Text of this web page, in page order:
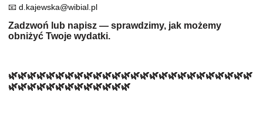
📧 d.kajewska@wibial.pl
Zadzwoń lub napisz — sprawdzimy, jak możemy
obniżyć Twoje wydatki.
🌿🌿🌿🌿🌿🌿🌿🌿🌿🌿🌿🌿🌿🌿🌿🌿🌿🌿🌿🌿🌿🌿🌿🌿🌿🌿
🌿🌿🌿🌿🌿🌿🌿🌿🌿🌿🌿🌿🌿